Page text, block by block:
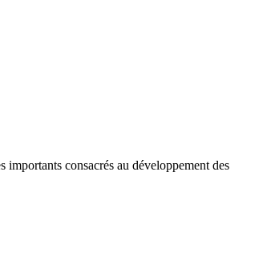
consacrés au développement des